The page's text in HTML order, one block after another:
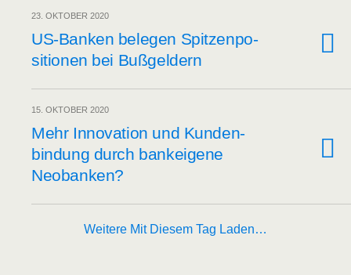
23. OKTOBER 2020
US-Ban­ken bele­gen Spit­zen­po­
si­tio­nen bei Bußgeldern
15. OKTOBER 2020
Mehr Inno­va­ti­on und Kun­den­
bin­dung durch bank­ei­ge­ne
Neobanken?
Weitere Mit Diesem Tag Laden…